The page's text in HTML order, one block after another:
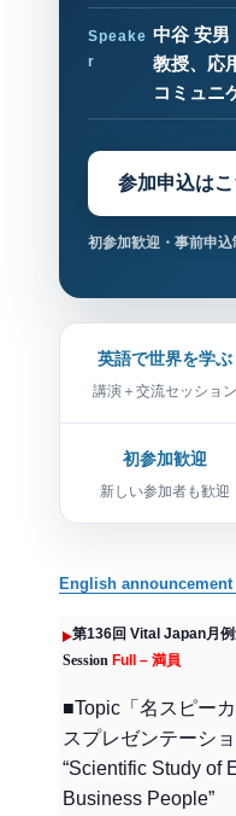
Speake
r
中谷 安男
教授、応
コミュニ
参加申込はこ
初参加歓迎・事前申込
英語で世界を学ぶ
講演＋交流セッション
初参加歓迎
新しい参加者も歓迎
English
第136回 Vital Japan月
Session Full – 満員
■Topic「名スピー
スプレゼンテーシ
“Scientific Study of
Business People”